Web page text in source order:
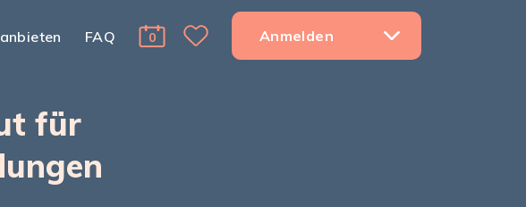
FAQ
cart Menu Toggle Dropdown
0
Favorite Menu Toggle Dropdown
Anmelden
für